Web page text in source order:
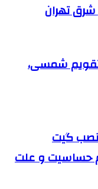
تهران
تقویم شمسی،
نصب گیت
حساسیت و علت